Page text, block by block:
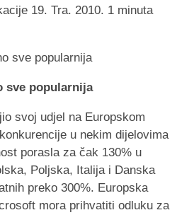
19. Tra. 2010. 1 minuta
sve popularnija
svoj udjel na Europskom
u nekim dijelovima
porasla za čak 130% u
Poljska, Italija i Danska
preko 300%. Europska
mora prihvatiti odluku za